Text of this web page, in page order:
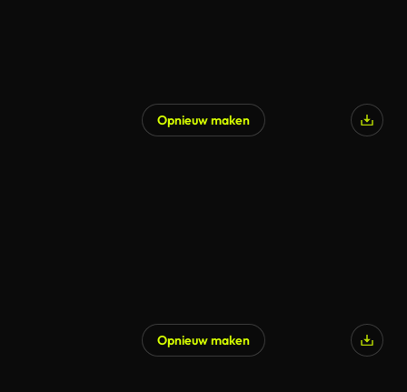
Opnieuw maken
Opnieuw maken